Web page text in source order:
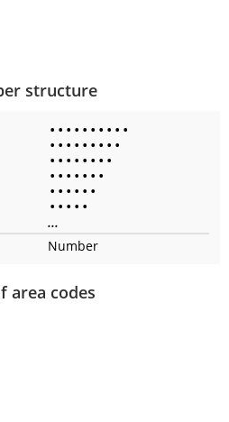
structure
• • • • • • • • • •
• • • • • • • • •
• • • • • • • •
• • • • • • •
• • • • • •
• • • • •
...
Number
area codes